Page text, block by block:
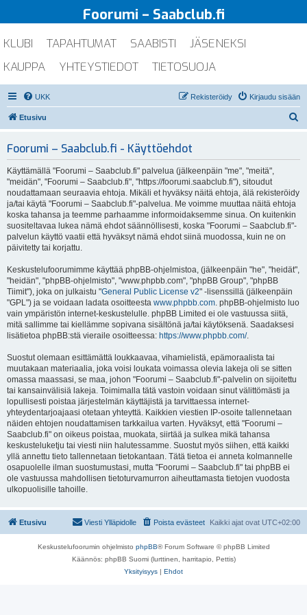
Foorumi – Saabclub.fi
KLUBI TAPAHTUMAT SAABISTI
JÄSENEKSI
KAUPPA
YHTEYSTIEDOT TIETOSUOJA
UKK Kirjaudu sisään
Rekisteröidy
Etusivu
Foorumi – Saabclub.fi - Käyttöehdot
Käyttämällä "Foorumi – Saabclub.fi" palvelua (jälkeenpäin "me", "meitä",
"meidän", "Foorumi – Saabclub.fi", "https://foorumi.saabclub.fi"), sitoudut
noudattamaan seuraavia ehtoja. Mikäli et hyväksy näitä ehtoja, älä rekisteröidy
ja/tai käytä "Foorumi – Saabclub.fi"-palvelua. Me voimme muuttaa näitä ehtoja
koska tahansa ja teemme parhaamme informoidaksemme sinua. On kuitenkin
suositeltavaa lukea nämä ehdot säännöllisesti, koska "Foorumi – Saabclub.fi"-
palvelun käyttö vaatii että hyväksyt nämä ehdot siinä muodossa, kuin ne on
päivitetty tai korjattu.
Keskustelufoorumimme käyttää phpBB-ohjelmistoa, (jälkeenpäin "he", "heidät",
"heidän", "phpBB-ohjelmisto", "www.phpbb.com", "phpBB Group", "phpBB
Tiimit"), joka on julkaistu "General Public License v2" -lisenssillä (jälkeenpäin
"GPL") ja se voidaan ladata osoitteesta www.phpbb.com. phpBB-ohjelmisto luo
vain ympäristön internet-keskustelulle. phpBB Limited ei ole vastuussa siitä,
mitä sallimme tai kiellämme sopivana sisältönä ja/tai käytöksenä. Saadaksesi
lisätietoa phpBB:stä vieraile osoitteessa: https://www.phpbb.com/.
Suostut olemaan esittämättä loukkaavaa, vihamielistä, epämoraalista tai
muutakaan materiaalia, joka voisi loukata voimassa olevia lakeja oli se sitten
omassa maassasi, se maa, johon "Foorumi – Saabclub.fi"-palvelin on sijoitettu
tai kansainvälisiä lakeja. Toimimalla tätä vastoin voidaan sinut välittömästi ja
lopullisesti poistaa järjestelmän käyttäjistä ja tarvittaessa internet-
yhteydentarjoajaasi otetaan yhteyttä. Kaikkien viestien IP-osoite tallennetaan
näiden ehtojen noudattamisen tarkkailua varten. Hyväksyt, että "Foorumi –
Saabclub.fi" on oikeus poistaa, muokata, siirtää ja sulkea mikä tahansa
keskusteluketju tai viesti niin halutessamme. Suostut myös siihen, että kaikki
yllä annettu tieto tallennetaan tietokantaan. Tätä tietoa ei anneta kolmannelle
osapuolelle ilman suostumustasi, mutta "Foorumi – Saabclub.fi" tai phpBB ei
ole vastuussa mahdollisen tietoturvamurron aiheuttamasta tietojen vuodosta
ulkopuolisille tahoille.
Etusivu Kaikki ajat ovat UTC+02:00
Poista evästeet
Viesti Ylläpidolle
Keskustelufoorumin ohjelmisto phpBB® Forum Software © phpBB Limited
Käännös: phpBB Suomi (lurttinen, harritapio, Pettis)
Yksityisyys | Ehdot